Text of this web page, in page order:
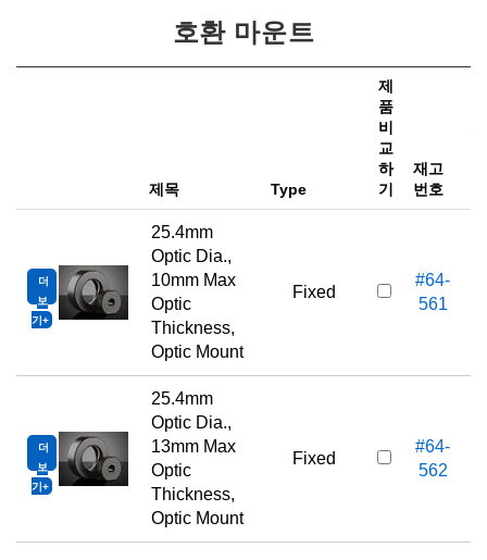
호환 마운트
제목 Type
제
품
비
교
하
기
재고
번호
더
보
기
25.4mm
Optic Dia.,
10mm Max
Optic
Thickness,
Optic Mount
Fixed
#64-
561
더
보
기
25.4mm
Optic Dia.,
13mm Max
Optic
Thickness,
Optic Mount
Fixed
#64-
562